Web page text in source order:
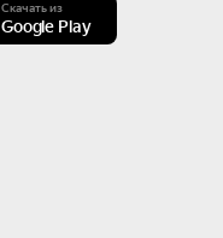
Скачать из
Google Play